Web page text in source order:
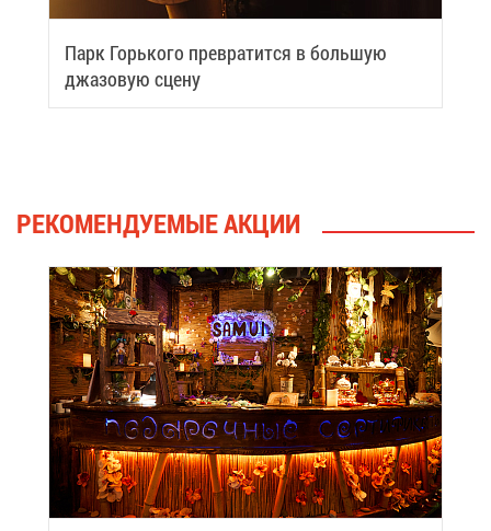
Парк Горь­ко­го пре­вра­тит­ся в боль­шую
джа­зо­вую сце­ну
РЕ­КО­МЕН­ДУ­Е­МЫЕ АК­ЦИИ